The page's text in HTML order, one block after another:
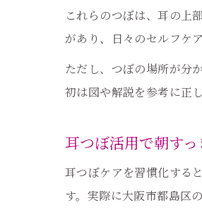
これらのつぼは、耳の上
があり、日々のセルフケ
ただし、つぼの場所が分
初は図や解説を参考に正
耳つぼ活用で朝す
耳つぼケアを習慣化する
す。実際に大阪市都島区